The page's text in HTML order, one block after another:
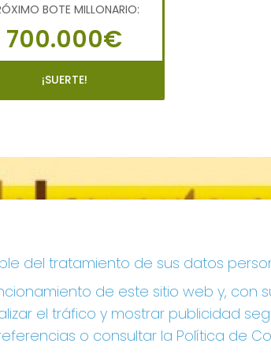
BOTE MILLONARIO:
700.000€
¡SUERTE!
del tratamiento de sus datos
de este sitio web y, con
el tráfico y mostrar publicidad
o consultar la Política de